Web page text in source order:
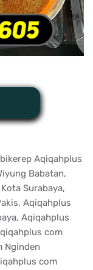
Aqiqahplus
Babatan,
Surabaya,
Aqiqahplus
Aqiqahplus
com
Nginden
com